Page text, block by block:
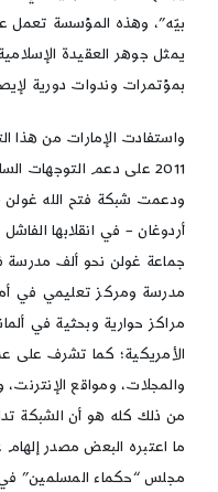
بيّه”، وهذه المؤسسة تعمل
يمثل جوهر العقيدة
بمؤتمرات وندوات دورية
واستفادت الإمارات من هذا
2011 على دعم التوجهات
ودعمت شبكة فتح الله غولن
مدرسة ومركز تعليمي في
مراكز حوارية وبحثية في
الأمريكية؛ كما تشرف على
والمجلات، ومواقع
من ذلك كله هو أن الشبكة
ما اعتبره البعض مصدر
مجلس “حكماء المسلمين”